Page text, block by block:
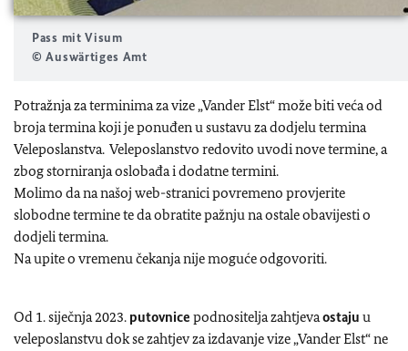
Pass mit Visum
© Auswärtiges Amt
Potražnja za terminima za vize „Vander Elst“ može biti veća od
broja termina koji je ponuđen u sustavu za dodjelu termina
Veleposlanstva. Veleposlanstvo redovito uvodi nove termine, a
zbog storniranja oslobađa i dodatne termini.
Molimo da na našoj web-stranici povremeno provjerite
slobodne termine te da obratite pažnju na ostale obavijesti o
dodjeli termina.
Na upite o vremenu čekanja nije moguće odgovoriti.
Od 1. siječnja 2023. putovnice podnositelja zahtjevaostaju u
veleposlanstvu dok se zahtjev za izdavanje vize „Vander Elst“ ne